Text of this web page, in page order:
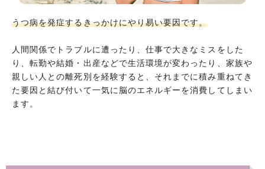
うつ病を発症するきっかけにやり易い要因です。
人間関係でトラブルに遭ったり、仕事で大きなミスをした
り、転勤や結婚・出産などで生活環境が変わったり、家族や
親しい人との離死別を経験すると、それまでに積み重ねてき
た要因と結び付いて一気に脳のエネルギーを消費してしまい
ます。